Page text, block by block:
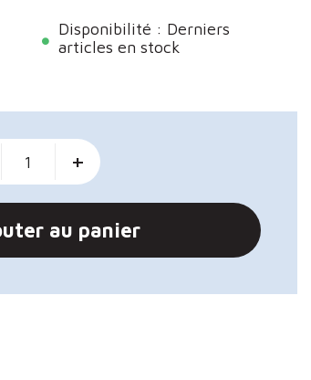
Disponibilité : Derniers
articles en stock
+
au panier